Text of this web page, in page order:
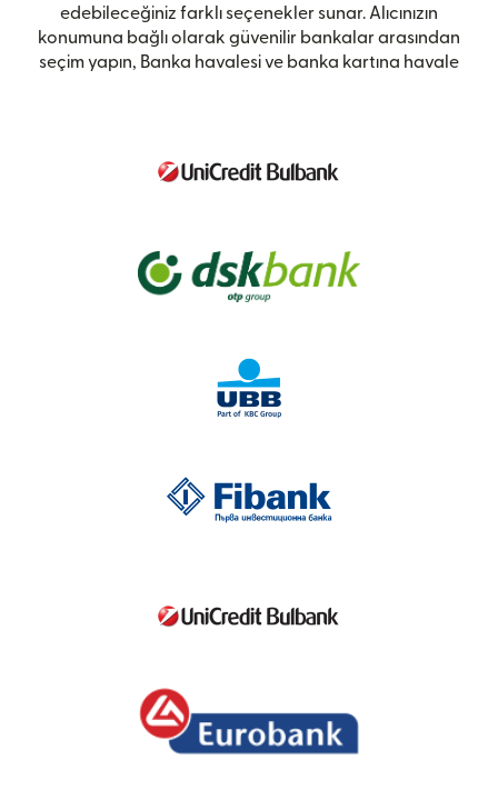
edebileceğiniz farklı seçenekler sunar. Alıcınızın
konumuna bağlı olarak güvenilir bankalar arasından
seçim yapın, Banka havalesi ve banka kartına havale